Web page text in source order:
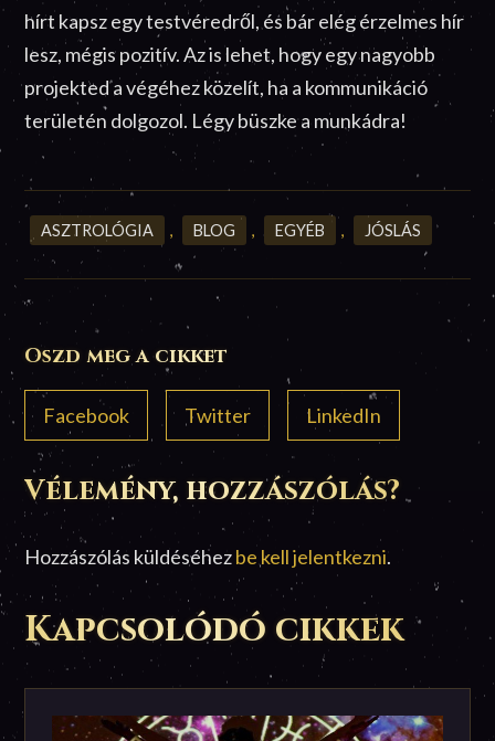
hírt kapsz egy testvéredről, és bár elég érzelmes hír
lesz, mégis pozitív. Az is lehet, hogy egy nagyobb
projekted a végéhez közelít, ha a kommunikáció
területén dolgozol. Légy büszke a munkádra!
ASZTROLÓGIA , BLOG , EGYÉB , JÓSLÁS
Oszd meg a cikket
Facebook Twitter LinkedIn
Vélemény, hozzászólás?
Hozzászólás küldéséhezbe kell jelentkezni.
Kapcsolódó cikkek